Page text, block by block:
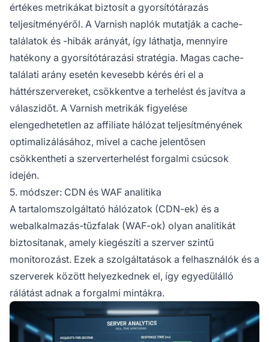
értékes metrikákat biztosít a gyorsítótárazás
teljesítményéről. A Varnish naplók mutatják a cache-
találatok és -hibák arányát, így láthatja, mennyire
hatékony a gyorsítótárazási stratégia. Magas cache-
találati arány esetén kevesebb kérés éri el a
háttérszervereket, csökkentve a terhelést és javítva a
válaszidőt. A Varnish metrikák figyelése
elengedhetetlen az affiliate hálózat teljesítményének
optimalizálásához, mivel a cache jelentősen
csökkentheti a szerverterhelést forgalmi csúcsok
idején.
5. módszer: CDN és WAF analitika
A tartalomszolgáltató hálózatok (CDN-ek) és a
webalkalmazás-tűzfalak (WAF-ok) olyan analitikát
biztosítanak, amely kiegészíti a szerver szintű
monitorozást. Ezek a szolgáltatások a felhasználók és a
szerverek között helyezkednek el, így egyedülálló
rálátást adnak a forgalmi mintákra.